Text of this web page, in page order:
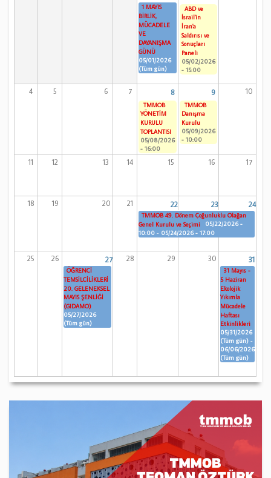
1 MAYIS
BİRLİK,
MÜCADELE
VE
DAYANIŞMA
GÜNÜ
05/01/2026
(Tüm gün)
ABD ve
İsrail'in
İran'a
Saldırısı ve
Sonuçları
Paneli
05/02/2026
- 15:00
4 5 6 7 8 9 10
TMMOB
YÖNETİM
KURULU
TOPLANTISI
05/08/2026
- 16:00
TMMOB
Danışma
Kurulu
05/09/2026
- 10:00
11 12 13 14 15 16 17
18 19 20 21 22 23 24
TMMOB 49. Dönem Çoğunluklu Olağan
Genel Kurulu ve Seçimi
05/22/2026 -
10:00 - 05/24/2026 - 17:00
25 26 27 28 29 30 31
ÖĞRENCİ
TEMSİLCİLİKLERİ
20. GELENEKSEL
MAYIS ŞENLİĞİ
(GIDAMO)
05/27/2026
(Tüm gün)
31 Mayıs -
5 Haziran
Ekolojik
Yıkımla
Mücadele
Haftası
Etkinlikleri
05/31/2026
(Tüm gün) -
06/06/2026
(Tüm gün)